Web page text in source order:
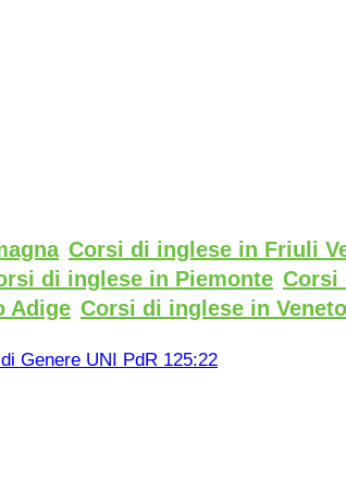
Corsi di inglese in Friuli
di inglese in Piemonte Corsi
Adige Corsi di inglese in Veneto
Genere UNI PdR 125:22